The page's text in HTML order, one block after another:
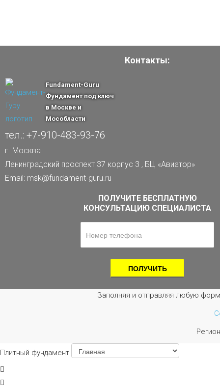
Контакты:
Fundament-Guru
Фундамент под ключ
в Москве и
Мособласти
тел.: +7-910-483-93-76
г. Москва
Ленинградский проспект 37 корпус 3 , БЦ «Авиатор»
Email: msk@fundament-guru.ru
ПОЛУЧИТЕ БЕСПЛАТНУЮ
КОНСУЛЬТАЦИЮ СПЕЦИАЛИСТА
Заполняя и отправляя любую
Плитный фундамент